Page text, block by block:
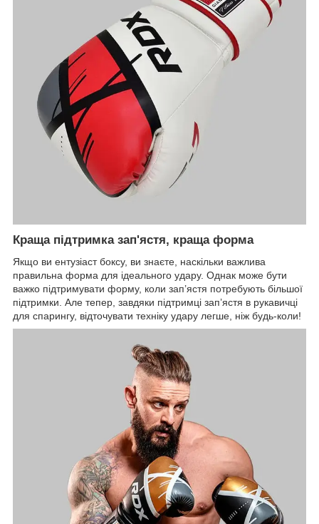
Краща підтримка зап'ястя, краща форма
Якщо ви ентузіаст боксу, ви знаєте, наскільки важлива
правильна форма для ідеального удару. Однак може бути
важко підтримувати форму, коли зап’ястя потребують більшої
підтримки. Але тепер, завдяки підтримці зап’ястя в рукавичці
для спарингу, відточувати техніку удару легше, ніж будь-коли!